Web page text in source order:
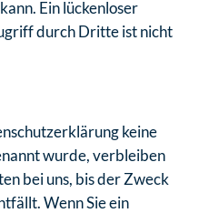
Ein lückenloser
durch Dritte ist nicht
keine
wurde, verbleiben
bei uns, bis der Zweck
Wenn Sie ein